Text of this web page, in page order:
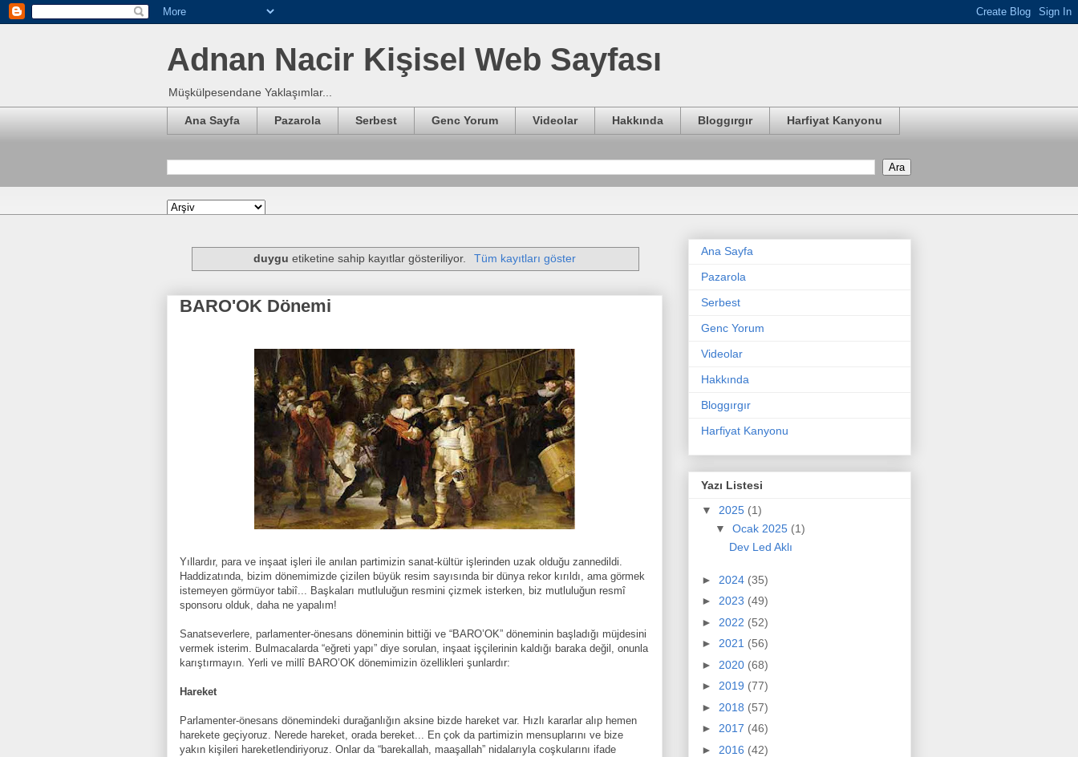
Adnan Nacir Kişisel Web Sayfası
Müşkülpesendane Yaklaşımlar...
Ana Sayfa Pazarola Serbest Genc Yorum Videolar Hakkında Bloggırgır Harfiyat Kanyonu
duygu etiketine sahip kayıtlar gösteriliyor. Tüm kayıtları göster
BARO'OK Dönemi
Yıllardır, para ve inşaat işleri ile anılan partimizin sanat-kültür işlerinden uzak olduğu zannedildi.
Haddizatında, bizim dönemimizde çizilen büyük resim sayısında bir dünya rekor kırıldı, ama görmek
istemeyen görmüyor tabiî... Başkaları mutluluğun resmini çizmek isterken, biz mutluluğun resmî
sponsoru olduk, daha ne yapalım!
Sanatseverlere, parlamenter-önesans döneminin bittiği ve “BARO’OK” döneminin başladığı müjdesini
vermek isterim. Bulmacalarda “eğreti yapı” diye sorulan, inşaat işçilerinin kaldığı baraka değil, onunla
karıştırmayın. Yerli ve millî BARO’OK dönemimizin özellikleri şunlardır:
Hareket
Parlamenter-önesans dönemindeki durağanlığın aksine bizde hareket var. Hızlı kararlar alıp hemen
harekete geçiyoruz. Nerede hareket, orada bereket... En çok da partimizin mensuplarını ve bize
yakın kişileri hareketlendiriyoruz. Onlar da “barekallah, maaşallah” nidalarıyla coşkularını ifade
Ana Sayfa
Pazarola
Serbest
Genc Yorum
Videolar
Hakkında
Bloggırgır
Harfiyat Kanyonu
Yazı Listesi
▼ 2025 (1)
▼ Ocak 2025 (1)
Dev Led Aklı
► 2024 (35)
► 2023 (49)
► 2022 (52)
► 2021 (56)
► 2020 (68)
► 2019 (77)
► 2018 (57)
► 2017 (46)
► 2016 (42)